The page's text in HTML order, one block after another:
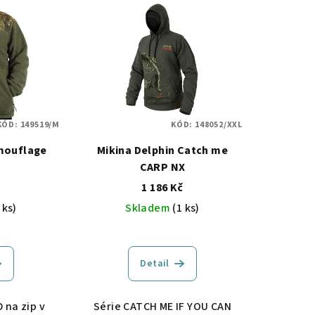
na zip v
149519/M
Mikina Delphin Catch me
CARP NX
1 186 Kč
Skladem (1 ks)
Detail
Série CATCH ME IF YOU CAN
KÓD: 148052/XXL